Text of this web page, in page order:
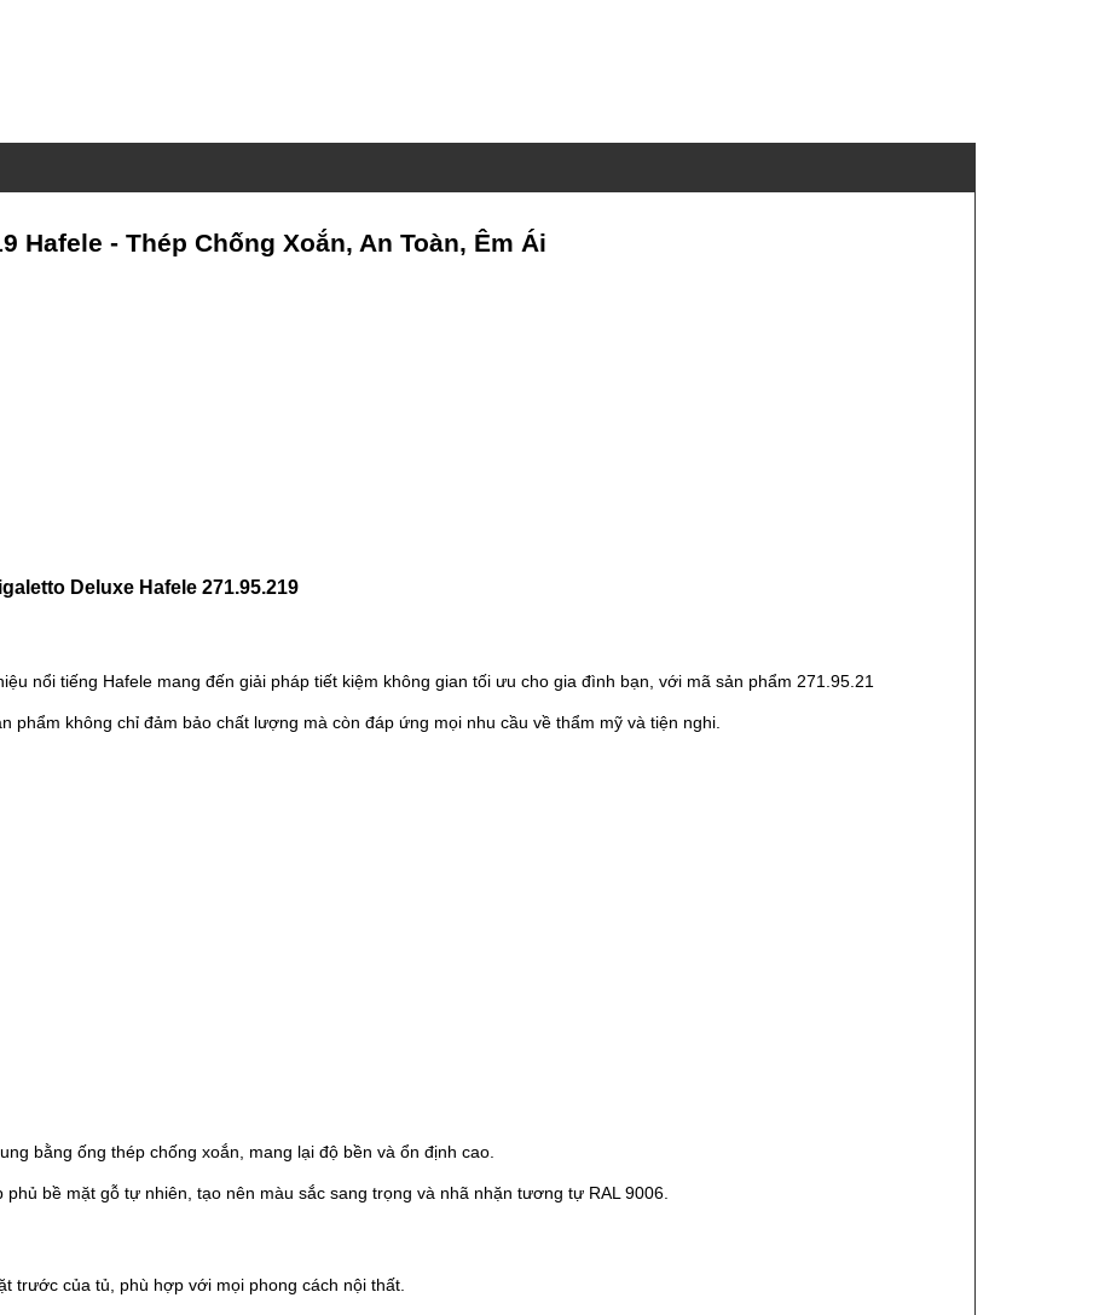
Hafele - Thép Chống Xoắn, An Toàn, Êm Ái
Deluxe Hafele 271.95.219
nổi tiếng Hafele mang đến giải pháp tiết kiệm không gian tối ưu cho gia đình bạn, với mã sản phẩm 271.95.21
không chỉ đảm bảo chất lượng mà còn đáp ứng mọi nhu cầu về thẩm mỹ và tiện nghi.
bằng ống thép chống xoắn, mang lại độ bền và ổn định cao.
bề mặt gỗ tự nhiên, tạo nên màu sắc sang trọng và nhã nhặn tương tự RAL 9006.
trước của tủ, phù hợp với mọi phong cách nội thất.